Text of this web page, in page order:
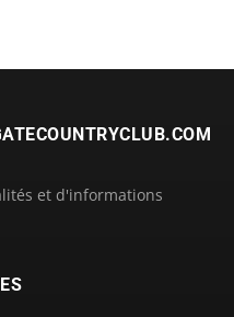
et d'informations